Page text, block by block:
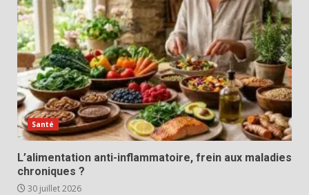
Santé
L’alimentation anti-inflammatoire, frein aux maladies
chroniques ?
30 juillet 2026